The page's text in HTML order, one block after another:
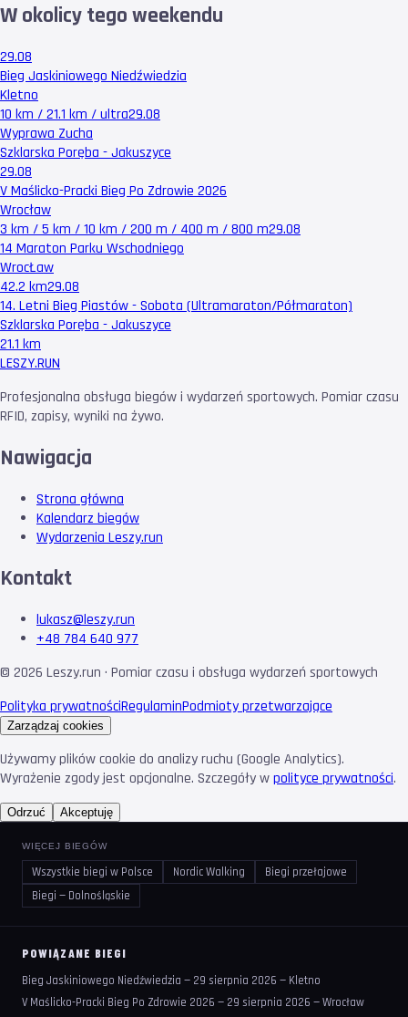
W okolicy tego weekendu
29.08
Bieg Jaskiniowego Niedźwiedzia
Kletno
10 km / 21.1 km / ultra29.08
Wyprawa Zucha
Szklarska Poręba - Jakuszyce
29.08
V Maślicko-Pracki Bieg Po Zdrowie 2026
Wrocław
3 km / 5 km / 10 km / 200 m / 400 m / 800 m29.08
14 Maraton Parku Wschodniego
WrocŁaw
42.2 km29.08
14. Letni Bieg Piastów - Sobota (Ultramaraton/Półmaraton)
Szklarska Poręba - Jakuszyce
21.1 km
LESZY.RUN
Profesjonalna obsługa biegów i wydarzeń sportowych. Pomiar czasu
RFID, zapisy, wyniki na żywo.
Nawigacja
Strona główna
Kalendarz biegów
Wydarzenia Leszy.run
Kontakt
lukasz@leszy.run
+48 784 640 977
© 2026 Leszy.run · Pomiar czasu i obsługa wydarzeń sportowych
Polityka prywatnościRegulaminPodmioty przetwarzające
Zarządzaj cookies
Używamy plików cookie do analizy ruchu (Google Analytics).
Wyrażenie zgody jest opcjonalne. Szczegóły wpolityce prywatności.
Odrzuć Akceptuję
WIĘCEJ BIEGÓW
Wszystkie biegi w Polsce Nordic Walking
Biegi przełajowe
Biegi — Dolnośląskie
POWIĄZANE BIEGI
Bieg Jaskiniowego Niedźwiedzia — 29 sierpnia 2026 — Kletno
V Maślicko-Pracki Bieg Po Zdrowie 2026 — 29 sierpnia 2026 — Wrocław